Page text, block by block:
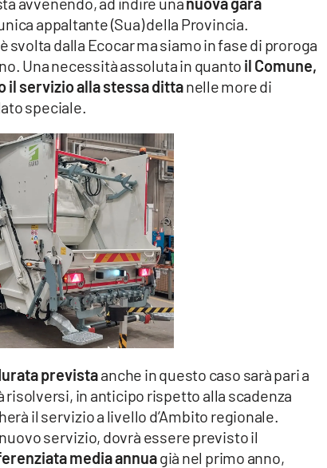
appaltante (Sua) della Provincia.
è svolta dalla Ecocar ma siamo in fase di proroga
Una necessità assoluta in quanto il Comune,
il servizio alla stessa dittanelle more di
speciale.
previstaanche in questo caso sarà pari a
risolversi, in anticipo rispetto alla scadenza
il servizio a livello d’Ambito regionale.
servizio, dovrà essere previsto il
media annuagià nel primo anno,